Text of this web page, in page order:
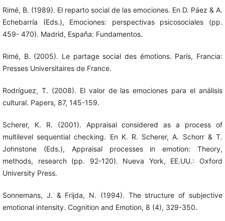
Rimé, B. (1989). El reparto social de las emociones. En D. Páez & A.
Echebarría (Eds.), Emociones: perspectivas psicosociales (pp.
459- 470). Madrid, España: Fundamentos.
Rimé, B. (2005). Le partage social des émotions. París, Francia:
Presses Universitaires de France.
Rodríguez, T. (2008). El valor de las emociones para el análisis
cultural. Papers, 87, 145-159.
Scherer, K. R. (2001). Appraisal considered as a process of
multilevel sequential checking. En K. R. Scherer, A. Schorr & T.
Johnstone (Eds.), Appraisal processes in emotion: Theory,
methods, research (pp. 92-120). Nueva York, EE.UU.: Oxford
University Press.
Sonnemans, J. & Frijda, N. (1994). The structure of subjective
emotional intensity. Cognition and Emotion, 8 (4), 329-350.